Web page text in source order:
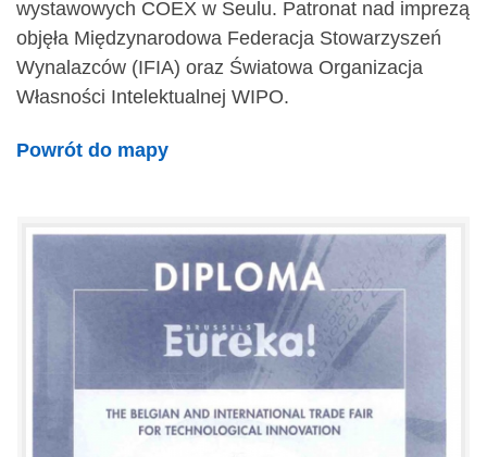
wystawowych COEX w Seulu. Patronat nad imprezą
objęła Międzynarodowa Federacja Stowarzyszeń
Wynalazców (IFIA) oraz Światowa Organizacja
Własności Intelektualnej WIPO.
Powrót do mapy